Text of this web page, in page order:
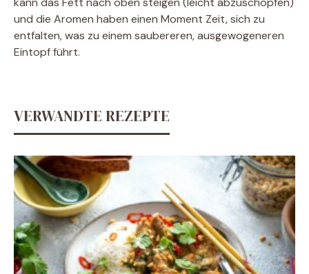
und die Aromen haben einen Moment Zeit, sich zu
entfalten, was zu einem saubereren, ausgewogeneren
Eintopf führt.
VERWANDTE REZEPTE